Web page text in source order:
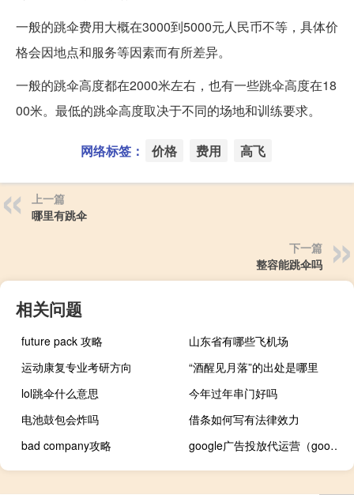
一般的跳伞费用大概在3000到5000元人民币不等，具体价
格会因地点和服务等因素而有所差异。
一般的跳伞高度都在2000米左右，也有一些跳伞高度在18
00米。最低的跳伞高度取决于不同的场地和训练要求。
网络标签： 价格 费用 高飞
上一篇
哪里有跳伞
下一篇
整容能跳伞吗
相关问题
future pack 攻略
山东省有哪些飞机场
运动康复专业考研方向
“酒醒见月落”的出处是哪里
lol跳伞什么意思
今年过年串门好吗
电池鼓包会炸吗
借条如何写有法律效力
bad company攻略
google广告投放代运营（google广告申请）